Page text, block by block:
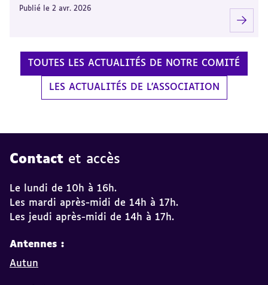
Publié le 2 avr. 2026
TOUTES LES ACTUALITÉS DE NOTRE COMITÉ
LES ACTUALITÉS DE L'ASSOCIATION
Contact et accès
Le lundi de 10h à 16h.
Les mardi après-midi de 14h à 17h.
Les jeudi après-midi de 14h à 17h.
Antennes :
Autun